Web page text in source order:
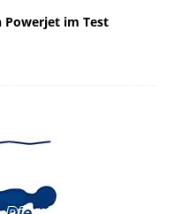
Powerjet im Test